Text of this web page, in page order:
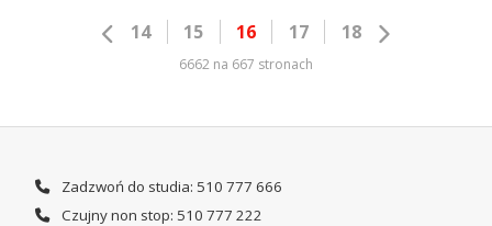
14 15 16 17 18
6662 na 667 stronach
Zadzwoń do studia: 510 777 666
Czujny non stop: 510 777 222